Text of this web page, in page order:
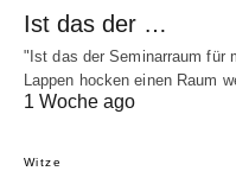
Ist das der …
"Ist das der Seminarraum für
Lappen hocken einen Raum
1 Woche ago
Witze